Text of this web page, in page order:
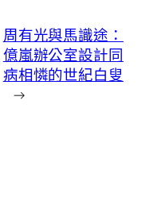
周有光與馬識途：
億嵐辦公室設計同
病相憐的世紀白叟
→